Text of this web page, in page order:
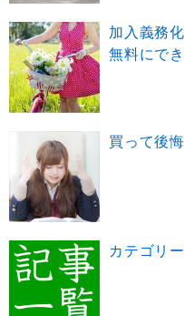
加入義務
無料にで
買って後
カテゴリ